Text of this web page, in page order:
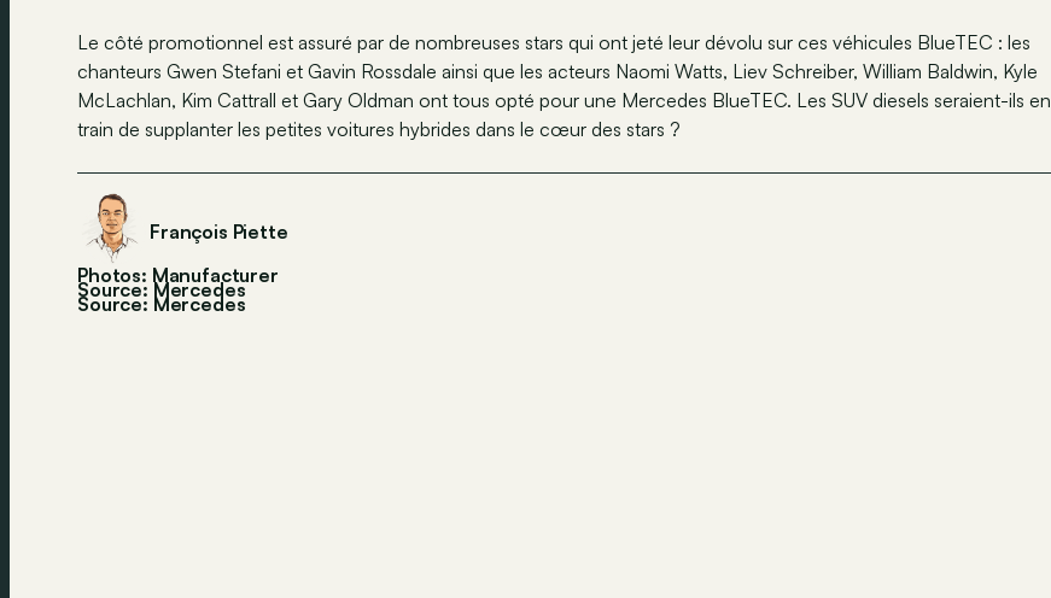
Le côté promotionnel est assuré par de nombreuses stars qui ont jeté leur dévolu sur ces véhicules BlueTEC : les
chanteurs Gwen Stefani et Gavin Rossdale ainsi que les acteurs Naomi Watts, Liev Schreiber, William Baldwin, Kyle
McLachlan, Kim Cattrall et Gary Oldman ont tous opté pour une Mercedes BlueTEC. Les SUV diesels seraient-ils en
train de supplanter les petites voitures hybrides dans le cœur des stars ?
François Piette
Photos: Manufacturer
Source: Mercedes
Source: Mercedes